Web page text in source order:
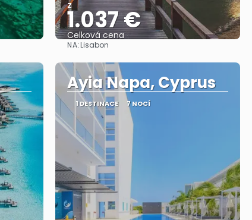
Z
1.037 €
Celková cena
NA:Lisabon
Ayia Napa, Cyprus
1 DESTINACE 7 NOCÍ